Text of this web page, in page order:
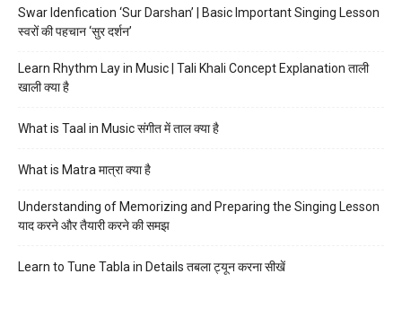
Swar Idenfication ‘Sur Darshan’ | Basic Important Singing Lesson
स्वरों की पहचान ‘सुर दर्शन’
Learn Rhythm Lay in Music | Tali Khali Concept Explanation ताली
खाली क्या है
What is Taal in Music संगीत में ताल क्या है
What is Matra मात्रा क्या है
Understanding of Memorizing and Preparing the Singing Lesson
याद करने और तैयारी करने की समझ
Learn to Tune Tabla in Details तबला ट्यून करना सीखें